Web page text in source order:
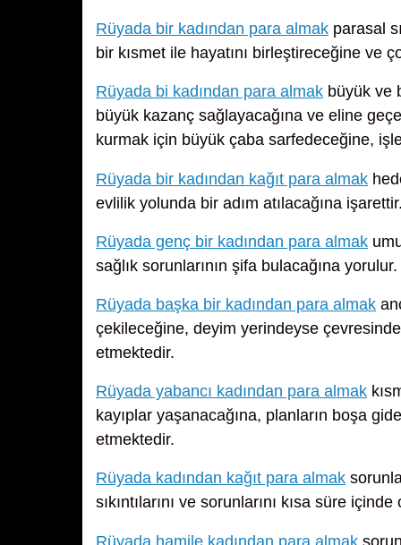
Rüyada bir kadından para almak parasal
bir kısmet ile hayatını birleştireceğine ve
Rüyada bi kadından para almak büyük ve
büyük kazanç sağlayacağına ve eline
kurmak için büyük çaba sarfedeceğine,
Rüyada bir kadından kağıt para almak
evlilik yolunda bir adım atılacağına işarettir.
Rüyada genç bir kadından para almak
sağlık sorunlarının şifa bulacağına yorulur.
Rüyada başka bir kadından para almak
çekileceğine, deyim yerindeyse
etmektedir.
Rüyada yabancı kadından para almak
kayıplar yaşanacağına, planların boşa
etmektedir.
Rüyada kadından kağıt para almak
sıkıntılarını ve sorunlarını kısa süre
Rüyada hamile kadından para almak